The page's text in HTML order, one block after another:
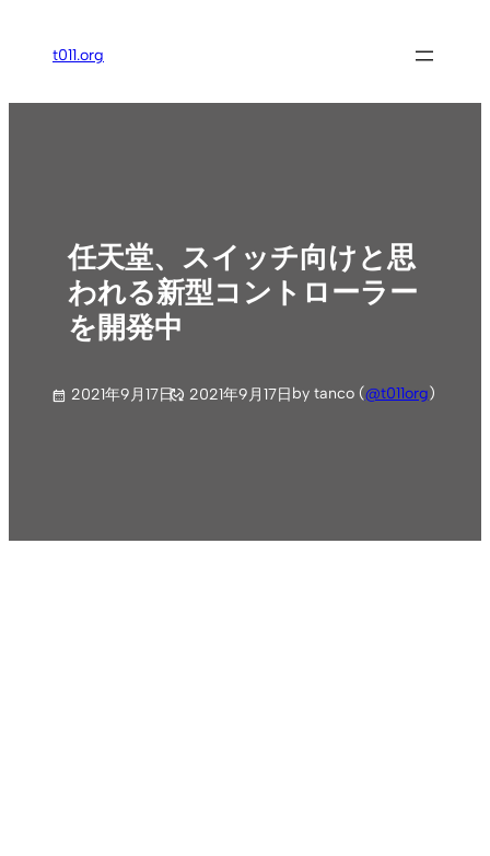
ス
t011.org
任天堂、スイッチ向けと思
われる新型コントローラー
を開発中
2021年9月17日 2021年9月17日by tanco (@t011org)